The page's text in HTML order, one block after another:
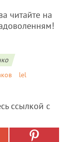
читайте на
lel
ссылкой с